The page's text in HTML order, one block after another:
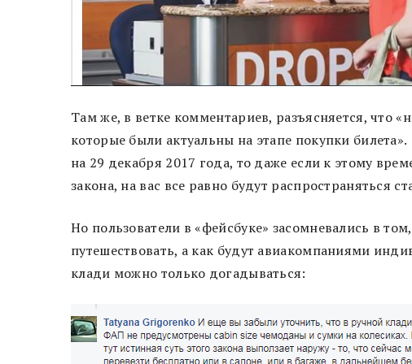
Там же, в ветке комментариев, разъясняется, что
которые были актуальны на этапе покупки
на 29 декабря 2017 года, то даже если к этому
закона, на вас все равно будут распространяться
Но пользователи в «фейсбуке» засомневались в
путешествовать, а как будут авиакомпаниями
клади можно только догадываться: